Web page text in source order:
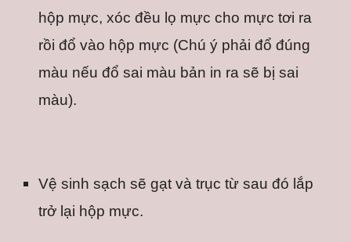
hộp mực, xóc đều lọ mực cho mực tơi ra
rồi đổ vào hộp mực (Chú ý phải đổ đúng
màu nếu đổ sai màu bản in ra sẽ bị sai
màu).
Vệ sinh sạch sẽ gạt và trục từ sau đó lắp
trở lại hộp mực.